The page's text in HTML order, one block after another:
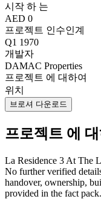
시작 하 는
AED 0
프로젝트 인수인계
Q1 1970
개발자
DAMAC Properties
프로젝트 에 대하여
위치
브로셔 다운로드
프로젝트 에 대
La Residence 3 At The
No further verified
handover, ownership,
provided in the fact pack.